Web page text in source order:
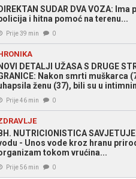
SUDAR DVA VOZA:
i hitna pomoć na terenu...
Prije 39 min 0
DETALJI UŽASA S DRUGE
Nakon smrti muškarca
ženu (37), bili su u
Prije 46 min 0
NUTRICIONISTICA
- Unos vode kroz hranu
tokom vrućina...
Prije 56 min 0